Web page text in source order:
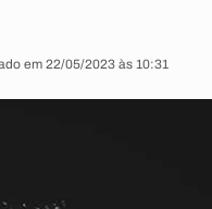
em 22/05/2023 às 10:31